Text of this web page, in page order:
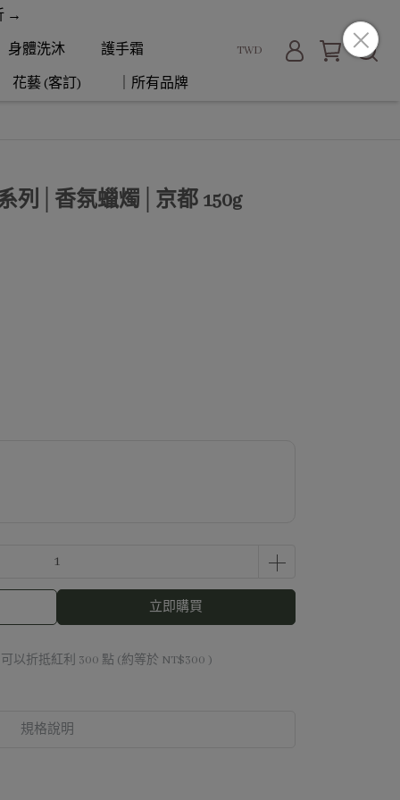
→
身體洗沐 護手霜
花藝 (客訂) ｜所有品牌
TWD
列│香氛蠟燭│京都 150g
立即購買
以折抵紅利 300 點 (約等於 NT$300 )
規格說明